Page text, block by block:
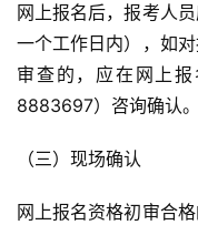
网上报名后，报考人
一个工作日内），如
审查的，应在网上
8883697）咨询确认。
（三）现场确认
网上报名资格初审合